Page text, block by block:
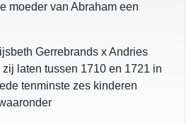
moeder van Abraham een
Gerrebrands x Andries
zij laten tussen 1710 en 1721 in
tenminste zes kinderen